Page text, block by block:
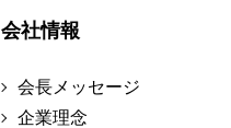
会社情報
会長メッセージ
企業理念